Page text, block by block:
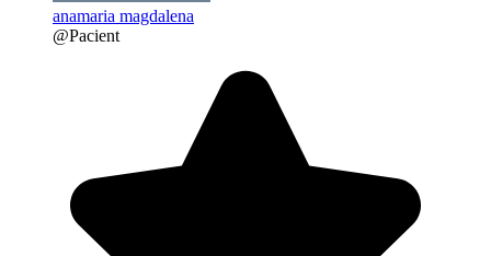
anamaria magdalena
@Pacient